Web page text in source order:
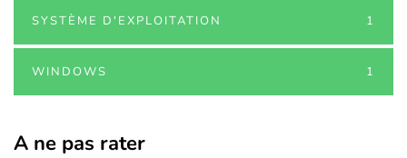
SYSTÈME D'EXPLOITATION 1
WINDOWS 1
A ne pas rater